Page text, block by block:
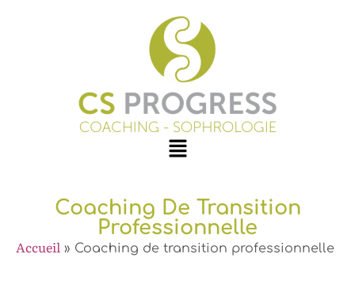
Coaching De Transition
Professionnelle
Accueil » Coaching de transition professionnelle